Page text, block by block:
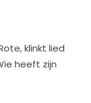
klinkt lied
heeft zijn